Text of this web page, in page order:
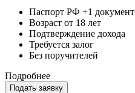
Паспорт РФ +1 документ
Возраст от 18 лет
Подтверждение дохода
Требуется залог
Без поручителей
Подробнее
Подать заявку